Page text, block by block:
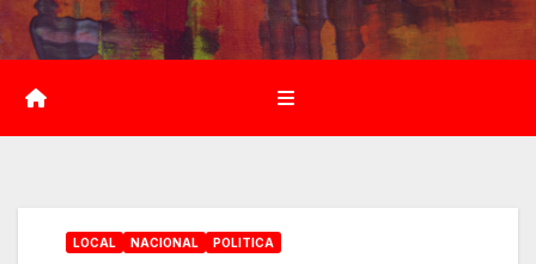
Saltar
al
contenido
LOCAL NACIONAL POLITICA